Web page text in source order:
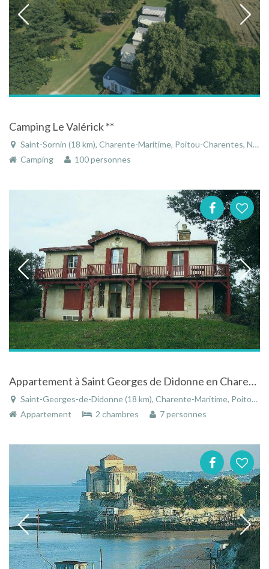
Camping Le Valérick **
Saint-Sornin (18 km), Charente-Maritime, Poitou-Charentes, Nouvelle-Aquitaine, France
Camping
100 personnes
Appartement à Saint Georges de Didonne en Charente Maritime en Poitou Charentes en bord de mer
Saint-Georges-de-Didonne (18 km), Charente-Maritime, Poitou-Charentes, Nouvelle-Aquitaine, France
Appartement
2 chambres 7 personnes